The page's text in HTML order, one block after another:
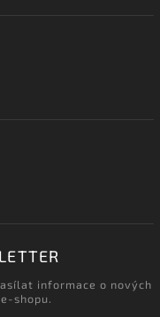
informace o nových
shopu.